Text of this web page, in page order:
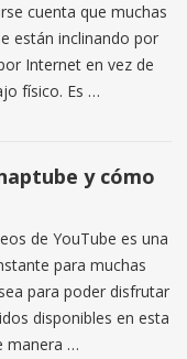
cuenta que muchas
están inclinando por
Internet en vez de
físico. Es …
y cómo
de YouTube es una
para muchas
para poder disfrutar
disponibles en esta
manera …